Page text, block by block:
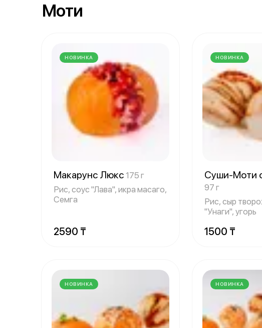
Моти
НОВИНКА
Макарунс Люкс 175 г
Рис, соус "Лава", икра масаго,
Семга
2590 ₸
НОВИНКА
Суши-Моти
97 г
Рис, сыр
"Унаги", угорь
1500 ₸
НОВИНКА НОВИНКА